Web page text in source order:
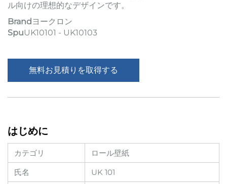
ル向けの理想的なデザインです。
Brandヨークロン
SpuUK10101 - UK10103
無料お見積りを取得する
はじめに
カテゴリ
ロール壁紙
氏名
UK 101